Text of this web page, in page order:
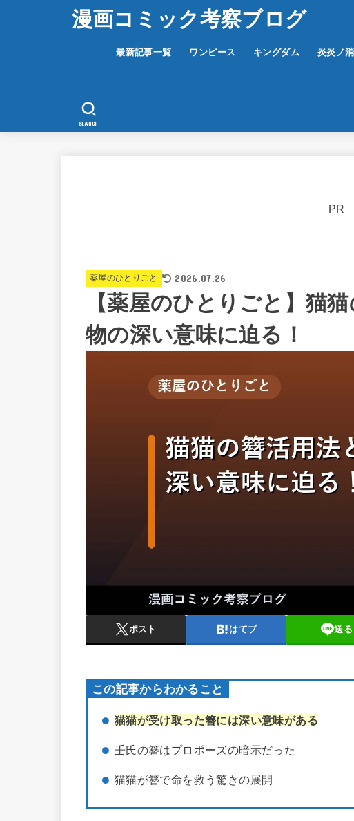
漫画コミック考察ブログ
最新記事一覧 ワンピース キングダム 炎炎ノ
SEARCH
PR
薬屋のひとりごと 2026.07.26
【薬屋のひとりごと】猫
物の深い意味に迫る！
ポスト はてブ 送る
この記事からわかること
猫猫が受け取った簪には深い意味がある
壬氏の簪はプロポーズの暗示だった
猫猫が簪で命を救う驚きの展開